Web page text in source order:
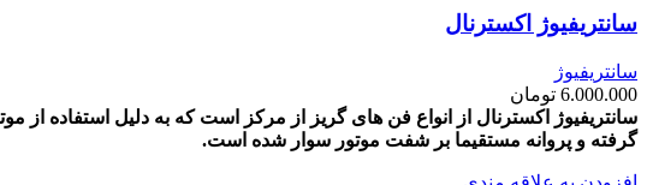
سانتریفیوژ اکسترنال
سانتریفیوژ
6.000.000 تومان
سانتریفیوژ اکسترنال از انواع فن های گریز از مرکز است که به دلیل استفاده از
گرفته و پروانه مستقیما بر شفت موتور سوار شده است.